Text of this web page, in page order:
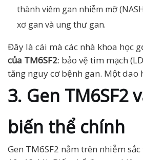
thành viêm gan nhiễm mỡ
xơ gan và ung thư gan.
Đây là cái mà các nhà khoa học
của TM6SF2: bảo vệ tim mạch
tăng nguy cơ bệnh gan. Một dao
3. Gen TM6SF2
biến thể chính
Gen TM6SF2 nằm trên nhiễm